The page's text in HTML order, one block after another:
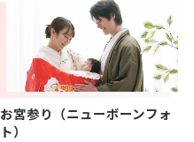
お宮参り（ニューボーンフォ
ト）